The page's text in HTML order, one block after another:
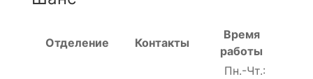
Отделение Контакты
Время
работы
Пн.-Чт.: